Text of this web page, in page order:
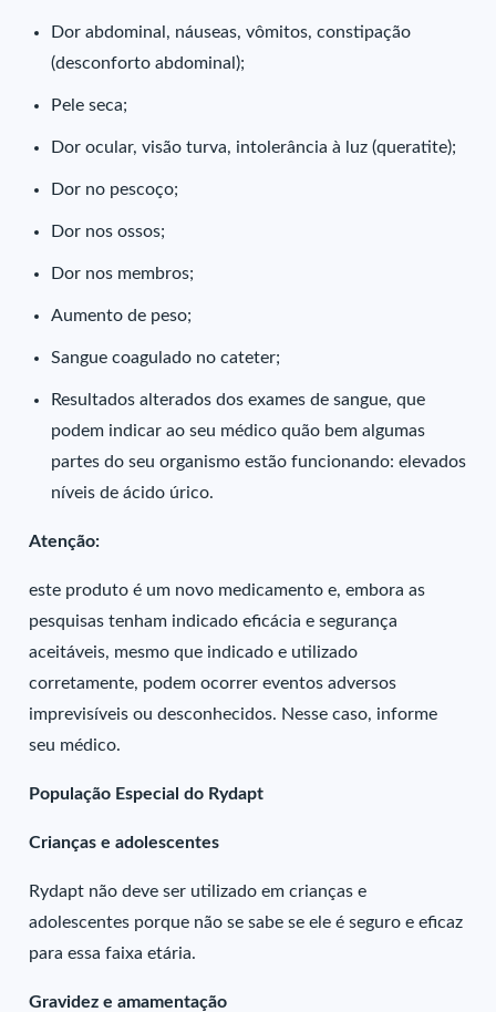
Dor abdominal, náuseas, vômitos, constipação
(desconforto abdominal);
Pele seca;
Dor ocular, visão turva, intolerância à luz (queratite);
Dor no pescoço;
Dor nos ossos;
Dor nos membros;
Aumento de peso;
Sangue coagulado no cateter;
Resultados alterados dos exames de sangue, que
podem indicar ao seu médico quão bem algumas
partes do seu organismo estão funcionando: elevados
níveis de ácido úrico.
Atenção:
este produto é um novo medicamento e, embora as
pesquisas tenham indicado eficácia e segurança
aceitáveis, mesmo que indicado e utilizado
corretamente, podem ocorrer eventos adversos
imprevisíveis ou desconhecidos. Nesse caso, informe
seu médico.
População Especial do Rydapt
Crianças e adolescentes
Rydapt não deve ser utilizado em crianças e
adolescentes porque não se sabe se ele é seguro e eficaz
para essa faixa etária.
Gravidez e amamentação